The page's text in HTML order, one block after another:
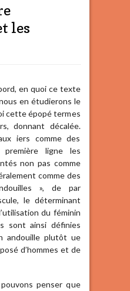
les
en quoi ce texte
en étudierons le
cette épopé termes
donnant décalée.
iers comme des
ligne les
non pas comme
comme des
», de par
le déterminant
du féminin
sont ainsi définies
andouille plutôt ue
d’hommes et de
penser que